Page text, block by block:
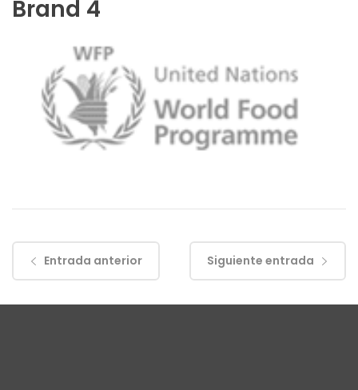
Brand 4
Entrada anterior Siguiente entrada